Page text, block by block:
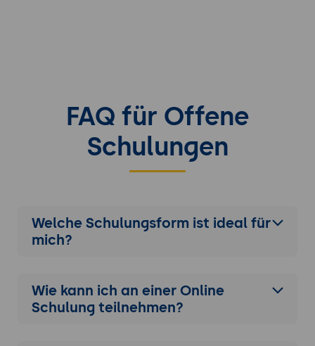
FAQ für Offene
Schulungen
Welche Schulungsform ist ideal für
mich?
Wie kann ich an einer Online
Schulung teilnehmen?